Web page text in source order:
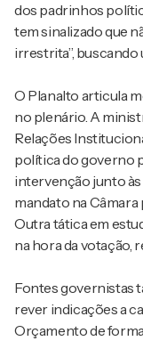
dos padrinhos
tem sinalizado que
irrestrita”,
O Planalto articula
no plenário. A
Relações
política do governo
intervenção junto
mandato na
Outra tática em
na hora da votação,
Fontes governistas
rever indicações a
Orçamento de